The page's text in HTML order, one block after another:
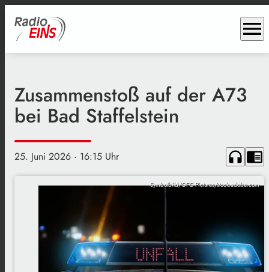
menu
Zusammenstoß auf der A73
bei Bad Staffelstein
25. Juni 2026 · 16:15 Uhr headphones chrome_reader_mode
Symbolbild/OFC Pictures/stock.adobe.com